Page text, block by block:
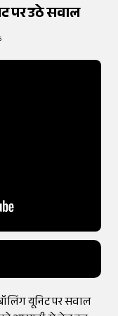
पर उठे सवाल
यूनिट पर सवाल